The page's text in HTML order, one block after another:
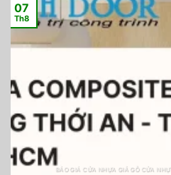
BÁO GIÁ CỬA NHỰA GIẢ GỖ CỬA
07
Th8